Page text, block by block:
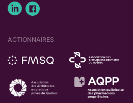
ACTIONNAIRES